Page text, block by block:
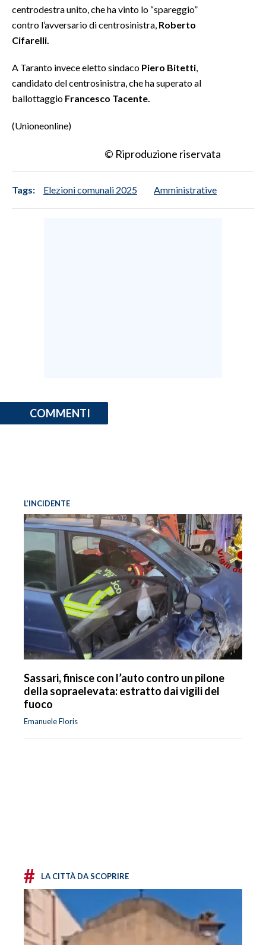
SARDI NEL MONDO
NOTIZIE
#CARAUNIONE
INFO AZIENDE
ABBONATI
ANNUNCI
centrodestra unito, che ha vinto lo “spareggio”
contro l’avversario di centrosinistra, Roberto
Cifarelli.
A Taranto invece eletto sindaco Piero Bitetti
candidato del centrosinistra, che ha superato al
ballottaggio Francesco Tacente.
(Unioneonline)
© Riproduzione riservata
Tags: Elezioni comunali 2025 Amministrative
COMMENTI
L’INCIDENTE
Sassari, finisce con l’auto contro un pilone
della sopraelevata: estratto dai vigili del
fuoco
Emanuele Floris
# LA CITTÀ DA SCOPRIRE